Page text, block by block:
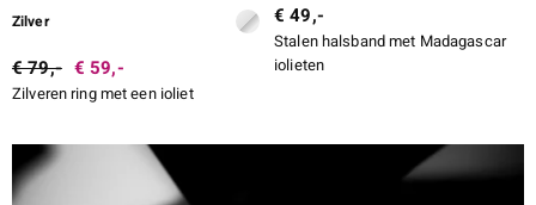
Zilver
€ 79,- € 59,-
Zilveren ring met een ioliet
€ 49,-
Stalen halsband met Madagascar
iolieten